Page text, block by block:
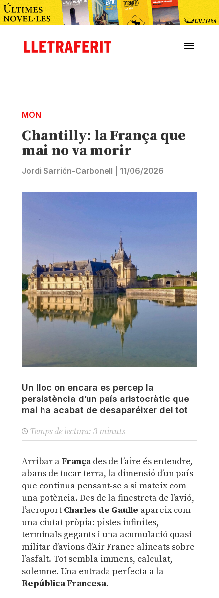
MÓN
Chantilly: la França que
mai no va morir
Jordi Sarrión-Carbonell 11/06/2026
Un lloc on encara es percep la
persistència d’un país aristocràtic que
mai ha acabat de desaparéixer del tot
Temps de lectura: 3 minuts
Arribar a Françades de l’aire és entendre,
abans de tocar terra, la dimensió d’un país
que continua pensant-se a si mateix com
una potència. Des de la finestreta de l’avió,
l’aeroport Charles de Gaulle apareix com
una ciutat pròpia: pistes infinites,
terminals gegants i una acumulació quasi
militar d’avions d’Air France alineats sobre
l’asfalt. Tot sembla immens, calculat,
solemne. Una entrada perfecta a la
República Francesa.